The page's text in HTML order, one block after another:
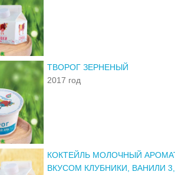
ТВОРОГ ЗЕРНЕНЫЙ
2017 год
КОКТЕЙЛЬ МОЛОЧНЫЙ
ВКУСОМ КЛУБНИКИ, ВАНИЛИ